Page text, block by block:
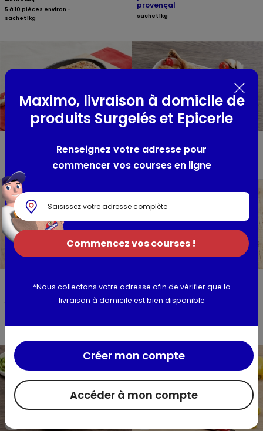
5 à 10 pièces environ -
sachet 1kg
provençal
sachet 1kg
2 Filets de poulet fermier 2 Cuisses de poulet fermier
sachet sous vide 600g
Petite poule, prête à cuire
Cuisses de cailles
marinées à la
provençale
Maximo, livraison à domicile de
produits Surgelés et Epicerie
Renseignez votre adresse pour
commencer vos courses en ligne
Commencez vos courses !
*Nous collectons votre adresse afin de vérifier que la
livraison à domicile est bien disponible
Accéder à mon compte
Créer mon compte